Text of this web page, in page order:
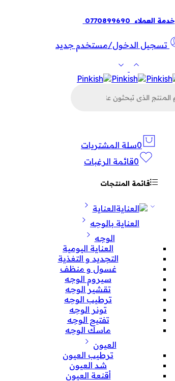
خدمة العملاء 0770899690
تسجيل الدخول/مستخدم جديد
0سلة المشتريات
0قائمة الرغبات
قائمة المنتجات
العناية
العناية بالوجه
الوجه
العناية اليومية
التجديد و التغذية
غسول و منظف
سيروم الوجه
تقشير الوجه
ترطيب الوجه
تونر الوجه
تفتيح الوجه
ماسك الوجه
العيون
ترطيب العيون
شد العيون
أقنعة العيون